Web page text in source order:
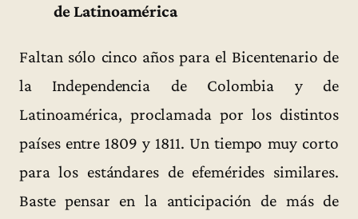
de Latinoamérica
Faltan sólo cinco años para el Bicentenario de
la Independencia de Colombia y de
Latinoamérica, proclamada por los distintos
países entre 1809 y 1811. Un tiempo muy corto
para los estándares de efemérides similares.
Baste pensar en la anticipación de más de